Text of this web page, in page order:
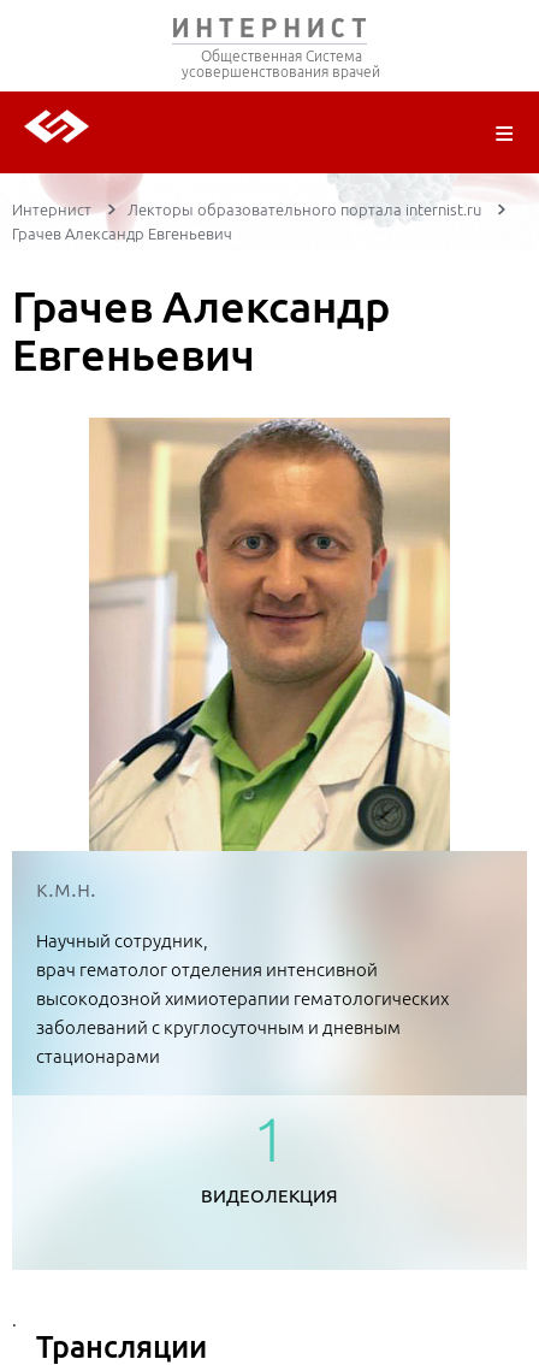
Общественная Система
усовершенствования врачей
ЦИКЛЫ ПЕРЕДАЧ
Интернист
Лекторы образовательного портала internist.ru
Грачев Александр Евгеньевич
Грачев Александр
Евгеньевич
к.м.н.
Научный сотрудник,
врач гематолог отделения интенсивной
высокодозной химиотерапии гематологических
заболеваний с круглосуточным и дневным
стационарами
1
ВИДЕОЛЕКЦИЯ
.
Трансляции